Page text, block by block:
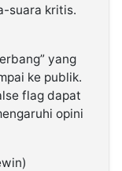
suara kritis.
yang
ke publik.
flag dapat
opini